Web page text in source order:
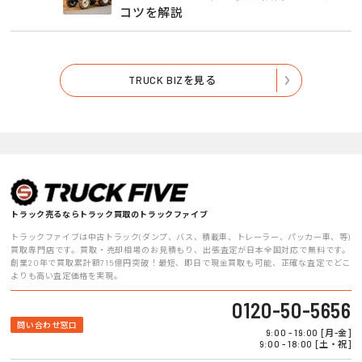
コツを解説
TRUCK BIZを見る
トラック売るならトラック買取のトラックファイブ
トラックファイブは中古トラック(ダンプ、バス、積載車、トレーラー、パッカー車、等)
買取専門店です。買取・売却相場のお見積もり、出張査定が日本全国対応で無料です。
創業20年で買取累計額715億円突破！最短、即日で現金買取も可能、正確な査定でどこ
よりも高い査定価格を実現。
問い合わせ窓口
0120-50-5656
9:00 - 19:00 [月-金]
9:00 - 18:00 [土・祝]